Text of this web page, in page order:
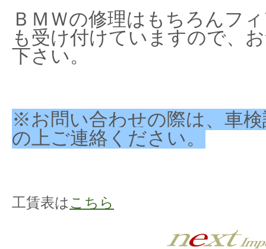
ＢＭＷの修理はもちろんフ
も受け付けていますので、
下さい。
※お問い合わせの際は、車
の上ご連絡ください。
工賃表は こちら